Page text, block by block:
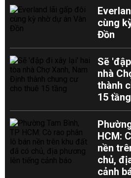
cùng
Đồn
Sẽ
nhà
thành
15 tầng
HCM:
nền
chủ,
cảnh